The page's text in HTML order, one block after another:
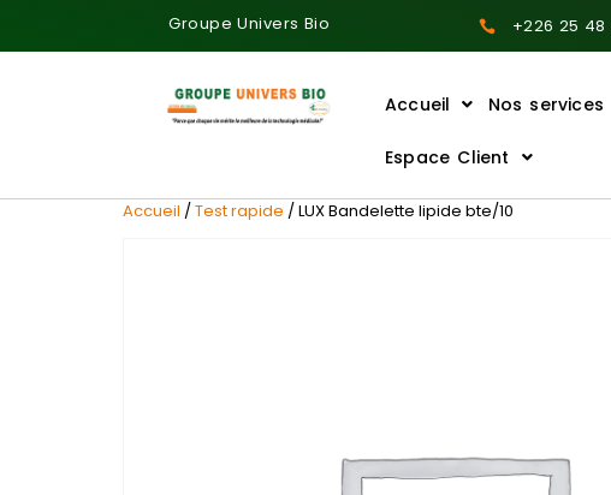
Groupe Univers Bio +226 25 48
Accueil Nos services
Espace Client
Accueil /Test rapide / LUX Bandelette lipide bte/10